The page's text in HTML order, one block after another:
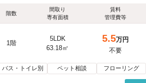
階数
間取り
専有面積
賃料
管理費等
1階
5LDK
63.18㎡
5.5万円
不要
バス・トイレ別 ペット相談 フローリング